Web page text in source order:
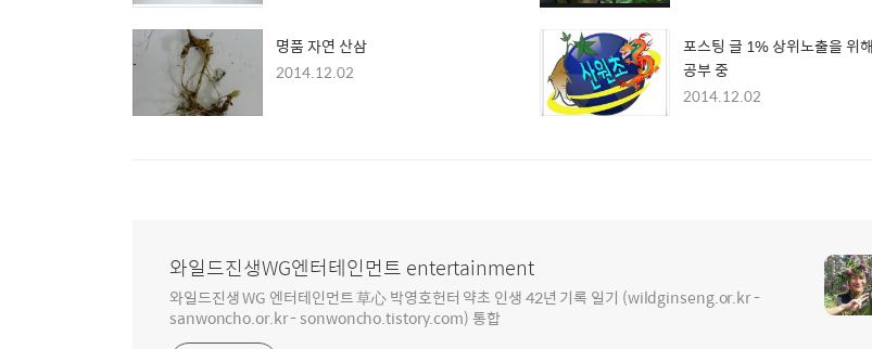
명품 자연 산삼
2014.12.02
포스팅 글 1% 상위노출을 위
공부 중
2014.12.02
와일드진생WG엔터테인먼트 entertainment
와일드진생 WG 엔터테인먼트 草心 박영호헌터 약초 인생 42년 기록 일기 (wildginseng.or.kr -
sanwoncho.or.kr - sonwoncho.tistory.com) 통합